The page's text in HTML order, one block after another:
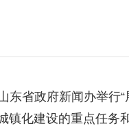
东省政府新闻办举行“
镇化建设的重点任务